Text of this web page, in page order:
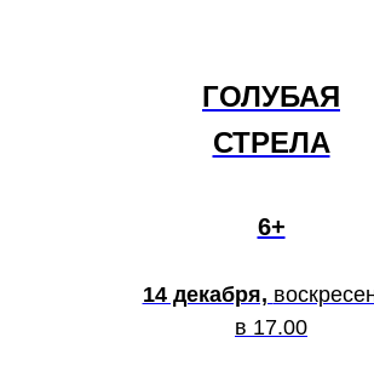
ГОЛУБАЯ
СТРЕЛА
6+
14 декабря,
в 17.00